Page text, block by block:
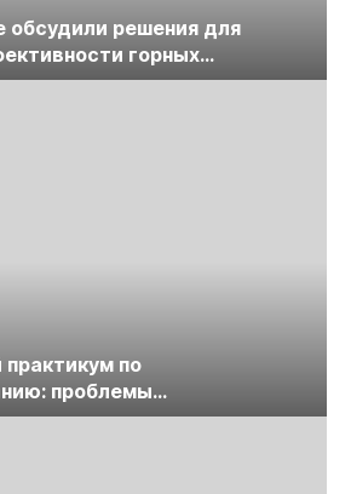
обсудили решения для
горных
по
проблемы
цифровизации, экспертизы